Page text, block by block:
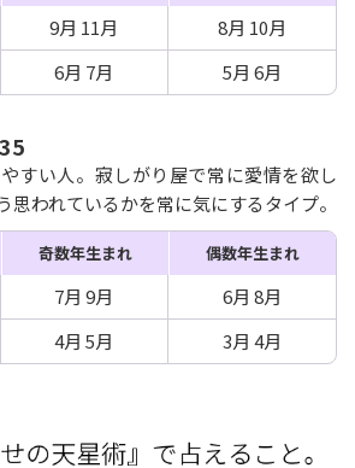
9月 11月 8月 10月
6月 7月 5月 6月
すい人。寂しがり屋で常に愛情を欲し
思われているかを常に気にするタイプ。
奇数年生まれ
偶数年生まれ
7月 9月 6月 8月
4月 5月 3月 4月